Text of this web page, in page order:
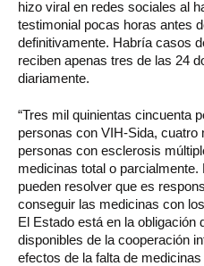
hizo viral en redes sociales al
testimonial pocas horas antes
definitivamente. Habría casos
reciben apenas tres de las 24
diariamente.
“Tres mil quinientas cincuenta
personas con VIH-Sida, cuatro
personas con esclerosis
medicinas total o
pueden resolver que es
conseguir las medicinas con
El Estado está en la obligación
disponibles de la cooperación
efectos de la falta de medicinas